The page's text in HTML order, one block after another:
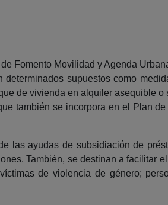
Fomento Movilidad y Agenda
supuestos como
de vivienda en alquiler asequible
también se incorpora en el Plan
las ayudas de subsidiación de
También, se destinan a facilitar
de violencia de género;